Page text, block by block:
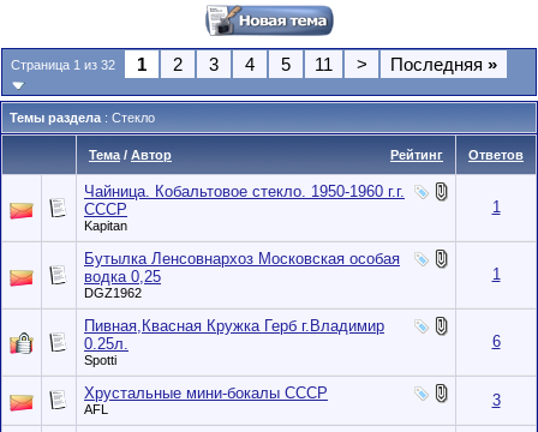
Страница 1 из 32 1 2 3 4 5 11 > Последняя »
Темы раздела : Стекло
Рейтинг
Тема / Автор Ответов
Чайница. Кобальтовое стекло. 1950-1960 г.г.
СССР
Kapitan
1
Бутылка Ленсовнархоз Московская особая
водка 0,25
DGZ1962
1
Пивная,Квасная Кружка Герб г.Владимир
0.25л.
Spotti
6
Хрустальные мини-бокалы СССР
AFL 3